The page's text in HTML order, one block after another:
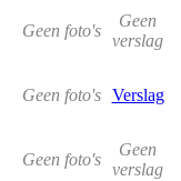
Geen foto's
Geen
verslag
Geen foto's Verslag
Geen foto's
Geen
verslag